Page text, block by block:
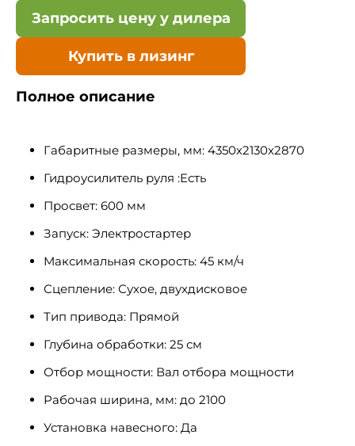
Запросить цену у дилера
Купить в лизинг
Полное описание
Габаритные размеры, мм: 4350х2130х2870
Гидроусилитель руля :Есть
Просвет: 600 мм
Запуск: Электростартер
Максимальная скорость: 45 км/ч
Сцепление: Сухое, двухдисковое
Тип привода: Прямой
Глубина обработки: 25 см
Отбор мощности: Вал отбора мощности
Рабочая ширина, мм: до 2100
Установка навесного: Да